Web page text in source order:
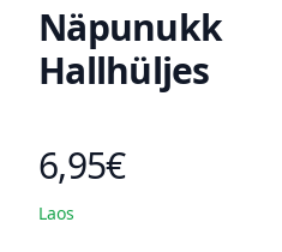
Näpunukk
Hallhüljes
Toote hind
6,95€
Laos